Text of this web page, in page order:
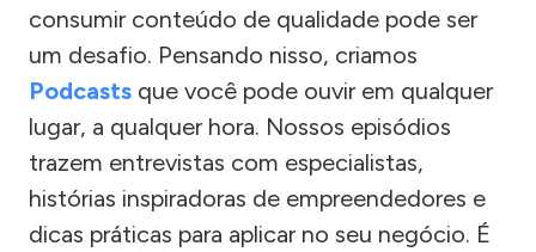
consumir conteúdo de qualidade pode ser
um desafio. Pensando nisso, criamos
Podcasts que você pode ouvir em qualquer
lugar, a qualquer hora. Nossos episódios
trazem entrevistas com especialistas,
histórias inspiradoras de empreendedores e
dicas práticas para aplicar no seu negócio. É